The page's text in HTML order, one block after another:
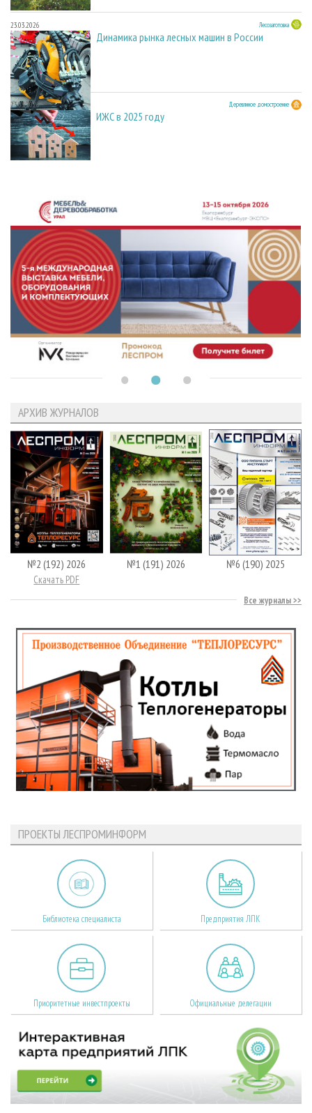
23.03.2026 Лесозаготовка
Динамика рынка лесных машин в России
23.03.2026 Деревянное домостроение
ИЖС в 2025 году
АРХИВ ЖУРНАЛОВ
№2 (192) 2026
Скачать PDF
№1 (191) 2026 №6 (190) 2025
Все журналы
ПРОЕКТЫ ЛЕСПРОМИНФОРМ
Библиотека специалиста Предприятия ЛПК
Приоритетные инвестпроекты Официальные делегации